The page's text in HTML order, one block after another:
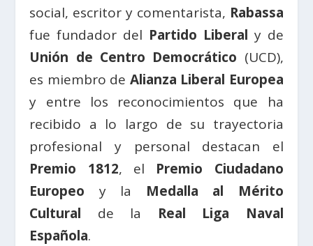
social, escritor y comentarista, Rabassa
fue fundador del Partido Liberal y de
Unión de Centro Democrático (UCD),
es miembro de Alianza Liberal Europea
y entre los reconocimientos que ha
recibido a lo largo de su trayectoria
profesional y personal destacan el
Premio 1812, el Premio Ciudadano
Europeo y la Medalla al Mérito
Cultural de la Real Liga Naval
Española.